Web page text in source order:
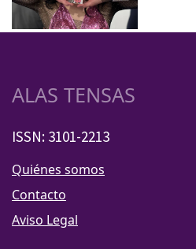
ALAS TENSAS
ISSN: 3101-2213
Quiénes somos
Contacto
Aviso Legal